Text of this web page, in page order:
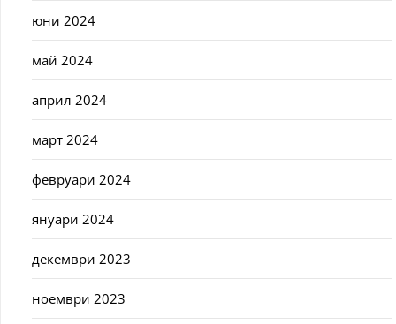
юни 2024
май 2024
април 2024
март 2024
февруари 2024
януари 2024
декември 2023
ноември 2023